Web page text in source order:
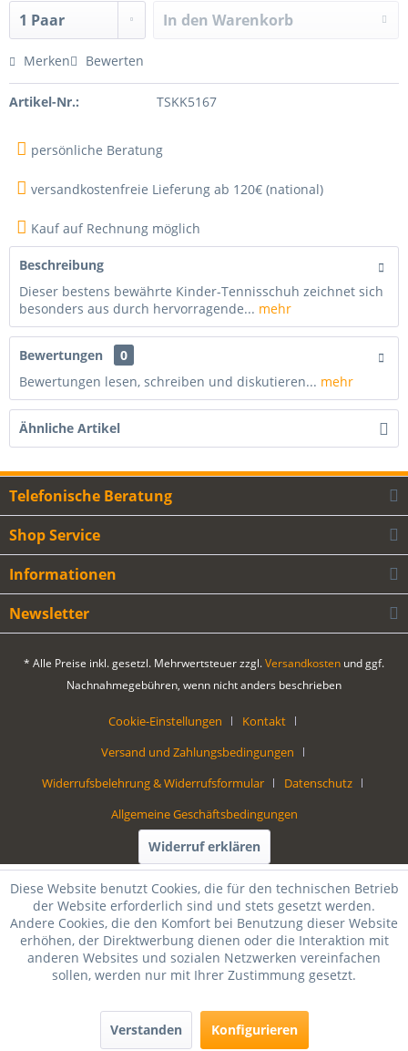
In den Warenkorb
Merken Bewerten
Artikel-Nr.: TSKK5167
persönliche Beratung
versandkostenfreie Lieferung ab 120€ (national)
Kauf auf Rechnung möglich
Beschreibung
Dieser bestens bewährte Kinder-Tennisschuh zeichnet sich
besonders aus durch hervorragende... mehr
Bewertungen
0
Bewertungen lesen, schreiben und diskutieren... mehr
Ähnliche Artikel
Telefonische Beratung
Shop Service
Informationen
Newsletter
* Alle Preise inkl. gesetzl. Mehrwertsteuer zzgl.Versandkosten und ggf.
Nachnahmegebühren, wenn nicht anders beschrieben
Cookie-Einstellungen
Kontakt
Versand und Zahlungsbedingungen
Widerrufsbelehrung & Widerrufsformular
Datenschutz
Allgemeine Geschäftsbedingungen
Widerruf erklären
Diese Website benutzt Cookies, die für den technischen Betrieb
der Website erforderlich sind und stets gesetzt werden.
Andere Cookies, die den Komfort bei Benutzung dieser Website
erhöhen, der Direktwerbung dienen oder die Interaktion mit
anderen Websites und sozialen Netzwerken vereinfachen
sollen, werden nur mit Ihrer Zustimmung gesetzt.
Verstanden Konfigurieren